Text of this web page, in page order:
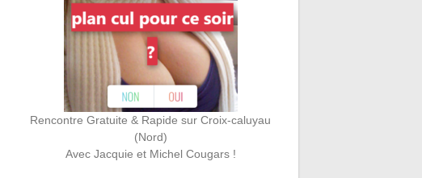
Rencontre Gratuite & Rapide sur Croix-caluyau
(Nord)
Avec Jacquie et Michel Cougars !